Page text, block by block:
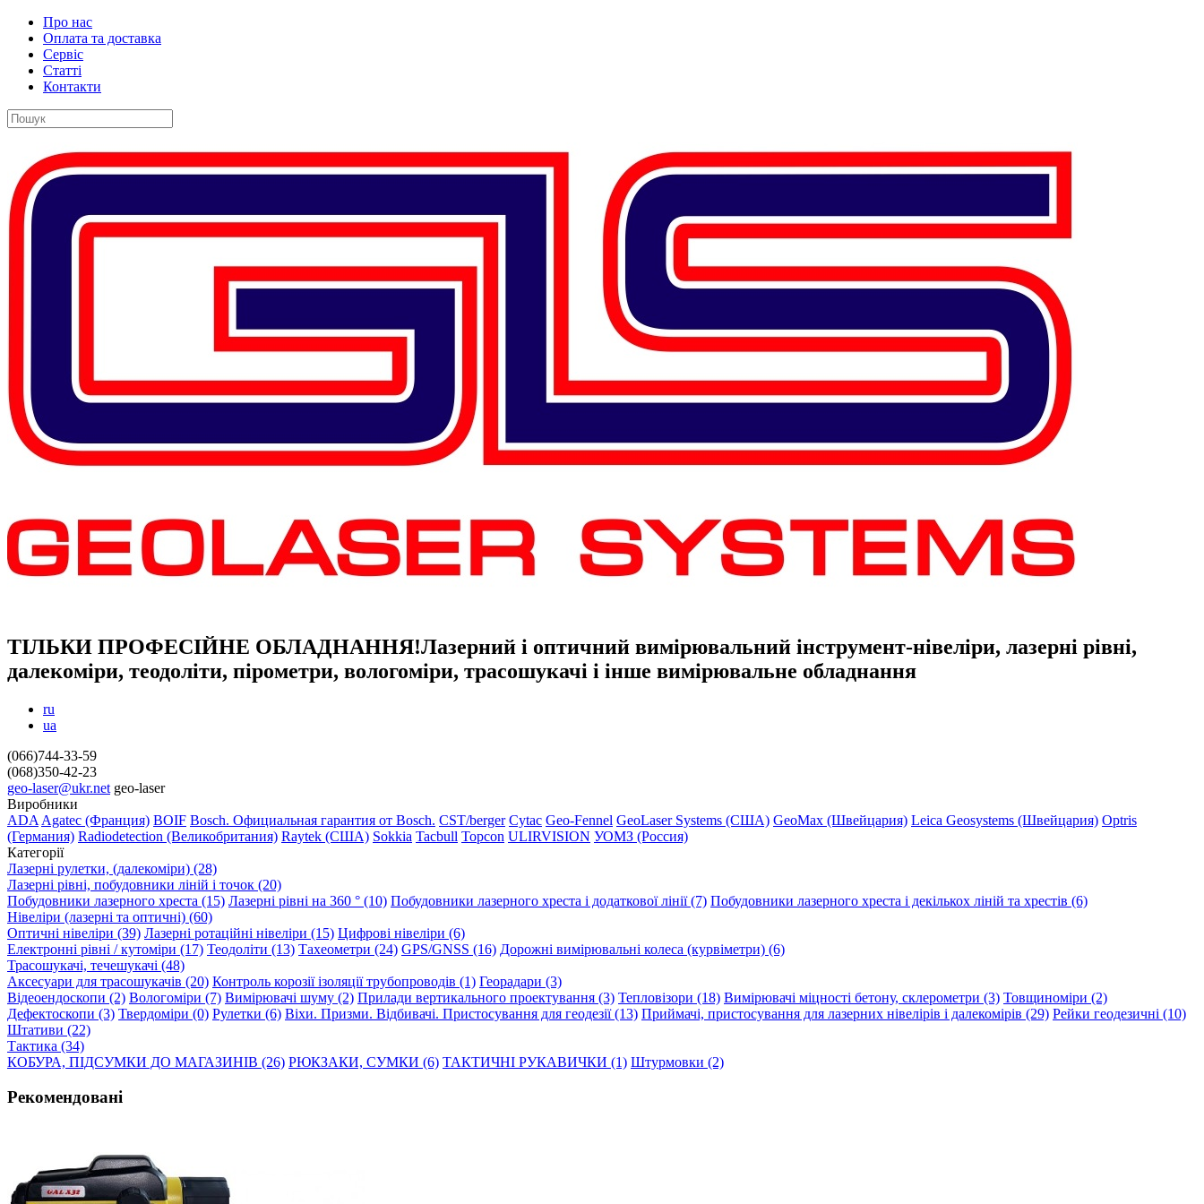
Про нас
Оплата та доставка
Сервіс
Статті
Контакти
ТІЛЬКИ ПРОФЕСІЙНЕ ОБЛАДНАННЯ!Лазерний і оптичний вимірювальний інструмент-нівеліри, лазерні рівні,
далекоміри, теодоліти, пірометри, вологоміри, трасошукачі і інше вимірювальне обладнання
ru
ua
(066)744-33-59
(068)350-42-23
geo-laser@ukr.net geo-laser
Виробники
ADA Agatec (Франция) BOIF Bosch. Официальная гарантия от Вosch. CST/berger Cytac Geo-Fennel GeoLaser Systems (CША) GeoMax (Швейцария) Leica Geosystems (Швейцария) Optris
(Германия) Radiodetection (Великобритания) Raytek (США) Sokkia Tacbull Topcon ULIRVISION УОМЗ (Россия)
Категорії
Лазерні рулетки, (далекоміри) (28)
Лазерні рівні, побудовники ліній і точок (20)
Побудовники лазерного хреста (15) Лазерні рівні на 360 ° (10) Побудовники лазерного хреста і додаткової лінії (7) Побудовники лазерного хреста і декількох ліній та хрестів (6)
Нівеліри (лазерні та оптичні) (60)
Оптичні нівеліри (39) Лазерні ротаційні нівеліри (15) Цифрові нівеліри (6)
Електронні рівні / кутоміри (17) Теодоліти (13) Тахеометри (24) GPS/GNSS (16) Дорожні вимірювальні колеса (курвіметри) (6)
Трасошукачі, течешукачі (48)
Аксесуари для трасошукачів (20) Контроль корозії ізоляції трубопроводів (1) Георадари (3)
Відеоендоскопи (2) Вологоміри (7) Вимірювачі шуму (2) Прилади вертикального проектування (3) Тепловізори (18) Вимірювачі міцності бетону, склерометри (3) Товщиноміри (2)
Дефектоскопи (3) Твердоміри (0) Рулетки (6) Віхи. Призми. Відбивачі. Пристосування для геодезії (13) Приймачі, пристосування для лазерних нівелірів і далекомірів (29) Рейки геодезичні (10)
Штативи (22)
Тактика (34)
КОБУРА, ПІДСУМКИ ДО МАГАЗИНІВ (26) РЮКЗАКИ, СУМКИ (6) ТАКТИЧНІ РУКАВИЧКИ (1) Штурмовки (2)
Рекомендовані